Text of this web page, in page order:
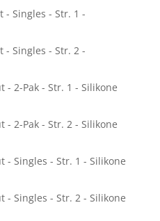
- Singles - Str. 1 -
- Singles - Str. 2 -
- 2-Pak - Str. 1 - Silikone
- 2-Pak - Str. 2 - Silikone
- Singles - Str. 1 - Silikone
- Singles - Str. 2 - Silikone